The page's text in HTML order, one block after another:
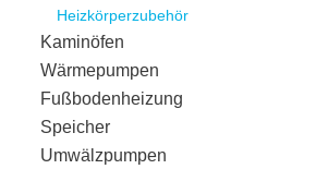
Heizkörperzubehör
Kaminöfen
Wärmepumpen
Fußbodenheizung
Speicher
Umwälzpumpen